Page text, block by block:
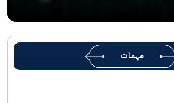
) کی یاد میں رضوی کتابخانہ اور میوزیمز
خصوصی پروگراموں کا انعقاد
خدام ، سوگوار زائرین کو کھانے اور رہائش
تیار ہیںمہمات